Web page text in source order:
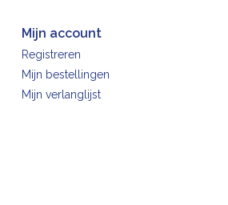
Mijn account
Registreren
Mijn bestellingen
Mijn verlanglijst